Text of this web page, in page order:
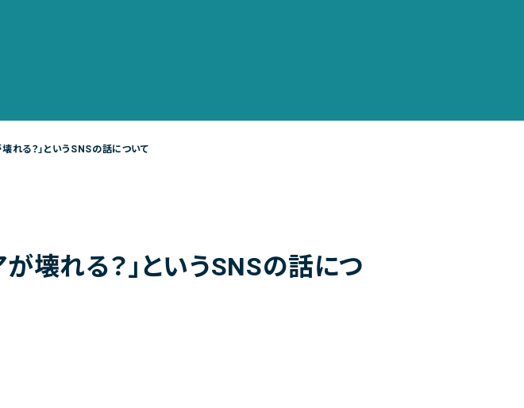
れる？」というSNSの話について
壊れる？」というSNSの話につ